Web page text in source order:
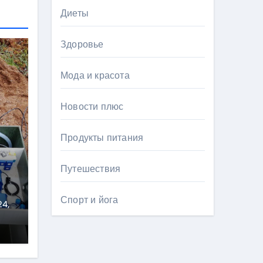
Диеты
Здоровье
Мода и красота
Новости плюс
Продукты питания
Путешествия
Спорт и йога